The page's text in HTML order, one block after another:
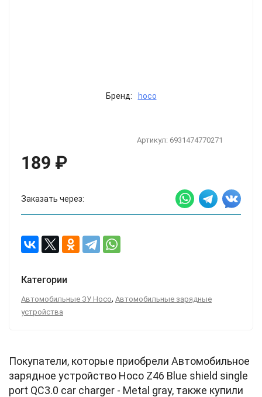
Бренд: hoco
Артикул: 6931474770271
189 ₽
Заказать через:
Категории
Автомобильные ЗУ Hoco, Автомобильные зарядные
устройства
Покупатели, которые приобрели Автомобильное
зарядное устройство Hoco Z46 Blue shield single
port QC3.0 car charger - Metal gray, также купили